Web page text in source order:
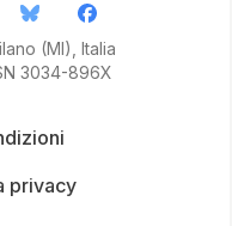
privacy
(MI), Italia
3034-896X